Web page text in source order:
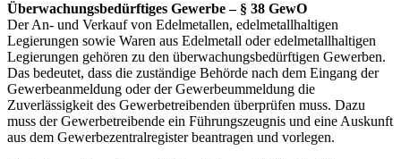
Überwachungsbedürftiges Gewerbe – § 38 GewO
Der An- und Verkauf von Edelmetallen, edelmetallhaltigen
Legierungen sowie Waren aus Edelmetall oder edelmetallhaltigen
Legierungen gehören zu den überwachungsbedürftigen Gewerben.
Das bedeutet, dass die zuständige Behörde nach dem Eingang der
Gewerbeanmeldung oder der Gewerbeummeldung die
Zuverlässigkeit des Gewerbetreibenden überprüfen muss. Dazu
muss der Gewerbetreibende ein Führungszeugnis und eine Auskunft
aus dem Gewerbezentralregister beantragen und vorlegen.